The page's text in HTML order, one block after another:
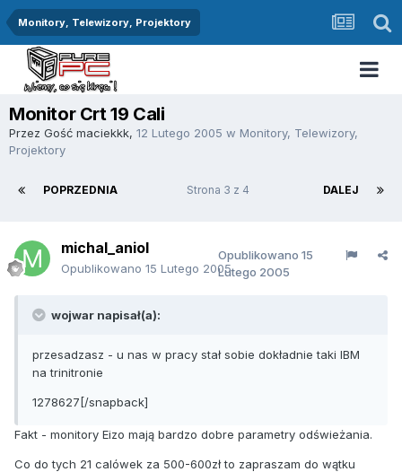
Monitory, Telewizory, Projektory
Monitor Crt 19 Cali
Przez Gość maciekkk, 12 Lutego 2005 w Monitory, Telewizory,
Projektory
POPRZEDNIA DALEJ
Strona 3 z 4
michal_aniol
Opublikowano 15 Lutego 2005
Opublikowano 15
Lutego 2005
wojwar napisał(a):
przesadzasz - u nas w pracy stał sobie dokładnie taki IBM
na trinitronie
1278627[/snapback]
Fakt - monitory Eizo mają bardzo dobre parametry odświeżania.
Co do tych 21 calówek za 500-600zł to zapraszam do wątku